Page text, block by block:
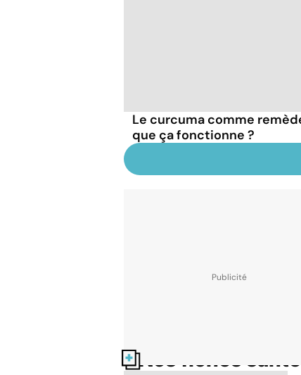
Le curcuma comme
que ça fonctionne ?
Nos fiches santé